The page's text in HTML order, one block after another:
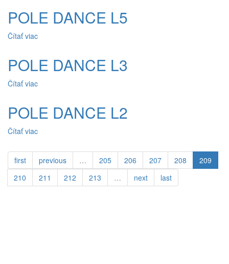
POLE DANCE L5
Čítať viac
POLE DANCE L3
Čítať viac
POLE DANCE L2
Čítať viac
first previous … 205 206 207 208
209
210
211 212 213 … next last